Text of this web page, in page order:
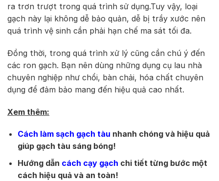
ra trơn trượt trong quá trình sử dụng.Tuy vậy, loại
gạch này lại không dễ bảo quản, dễ bị trầy xước nên
quá trình vệ sinh cần phải hạn chế ma sát tối đa.
Đồng thời, trong quá trình xử lý cũng cần chú ý đến
các ron gạch. Bạn nên dùng những dụng cụ lau nhà
chuyên nghiệp như chổi, bàn chải, hóa chất chuyên
dụng để đảm bảo mang đến hiệu quả cao nhất.
Xem thêm:
Cách làm sạch gạch tàu nhanh chóng và hiệu quả
giúp gạch tàu sáng bóng!
Hướng dẫn cách cạy gạch chi tiết từng bước một
cách hiệu quả và an toàn!